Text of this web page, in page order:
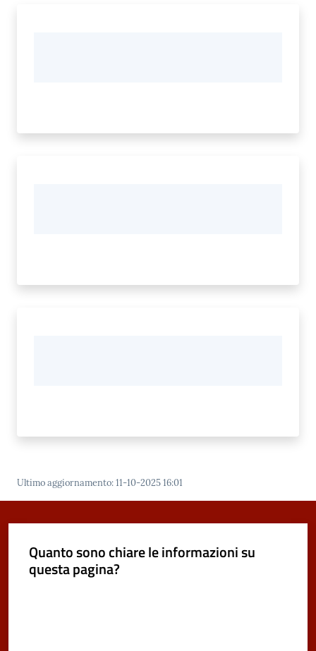
Ultimo aggiornamento:11-10-2025 16:01
Quanto sono chiare le informazioni su
questa pagina?